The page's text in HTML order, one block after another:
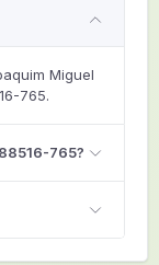
Miguel
765.
765?